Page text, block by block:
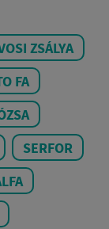
ZSÁLYA
FA
SERFOR